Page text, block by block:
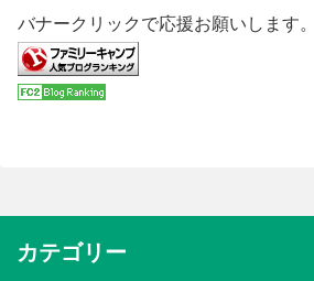
バナークリックで応援お願いします。
カテゴリー